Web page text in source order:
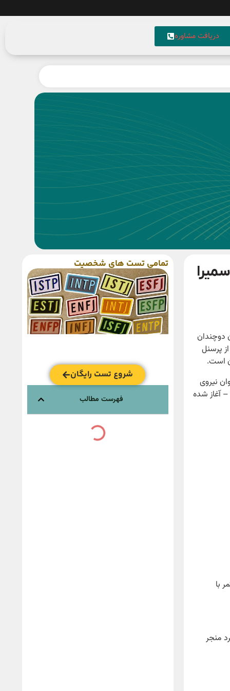
دریافت مشاوره
دوچندان
پرسنل
است.
نیروی
آغاز شده
با
منجر
تمامی تست های شخصیت
شروع تست رایگان
فهرست مطالب